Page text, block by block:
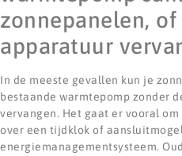
zonnepanelen,
apparatuur
In de meeste gevallen kun je
bestaande warmtepomp zonder
vervangen. Het gaat er vooral
over een tijdklok of
energiemanagementsysteem.